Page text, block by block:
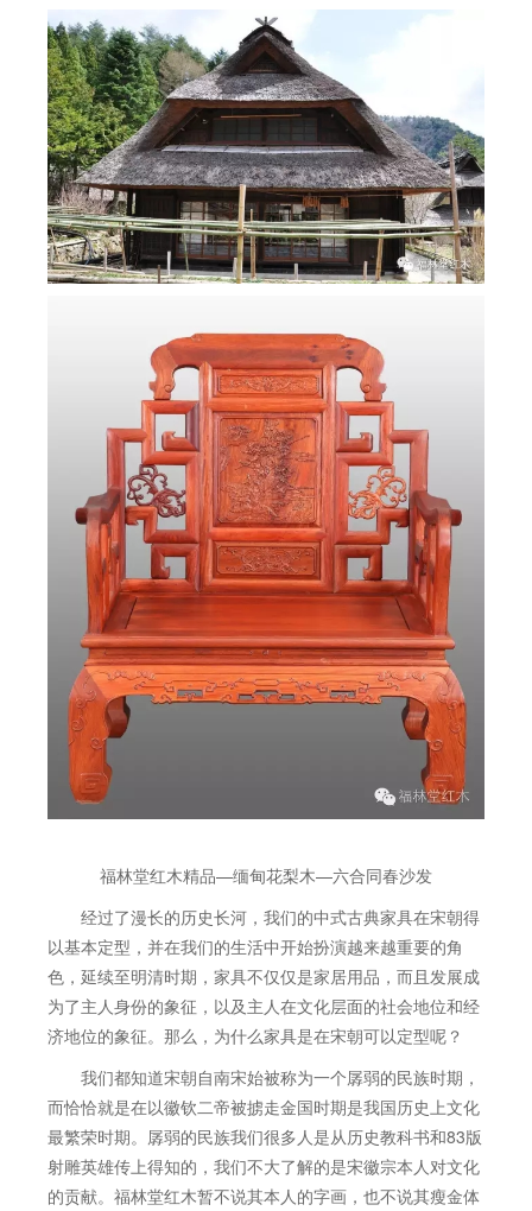
福林堂红木精品—缅甸花梨木—六合同春沙发
经过了漫长的历史长河，我们的中式古典家具在宋朝得
以基本定型，并在我们的生活中开始扮演越来越重要的角
色，延续至明清时期，家具不仅仅是家居用品，而且发展成
为了主人身份的象征，以及主人在文化层面的社会地位和经
济地位的象征。那么，为什么家具是在宋朝可以定型呢？
我们都知道宋朝自南宋始被称为一个孱弱的民族时期，
而恰恰就是在以徽钦二帝被掳走金国时期是我国历史上文化
最繁荣时期。孱弱的民族我们很多人是从历史教科书和83版
射雕英雄传上得知的，我们不大了解的是宋徽宗本人对文化
的贡献。福林堂红木暂不说其本人的字画，也不说其瘦金体